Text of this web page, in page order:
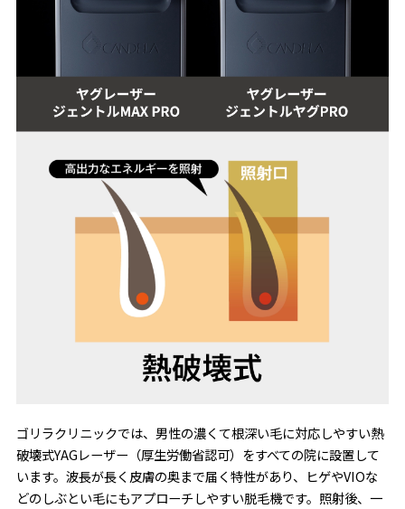
ゴリラクリニックでは、男性の濃くて根深い毛に対応しやすい熱
破壊式YAGレーザー（厚生労働省認可）をすべての院に設置して
います。波長が長く皮膚の奥まで届く特性があり、ヒゲやVIOな
どのしぶとい毛にもアプローチしやすい脱毛機です。照射後、一